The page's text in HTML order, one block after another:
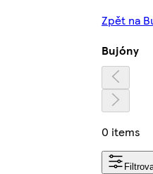
Zpět na
Bujóny
0 items